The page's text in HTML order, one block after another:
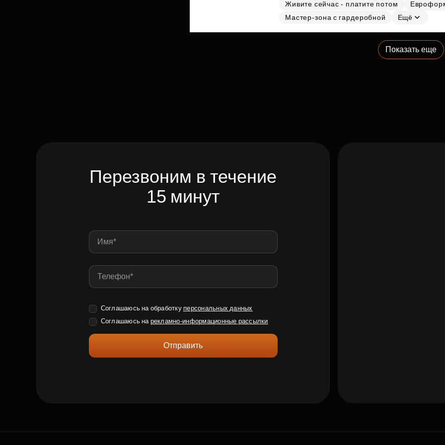
Живите сейчас - платите потом
Мастер-зона с гардеробной
Ещё
Показать еще
Перезвоним в течение
15 минут
Соглашаюсь на обработку персональных данных
Соглашаюсь на рекламно-информационные рассылки
Отправить